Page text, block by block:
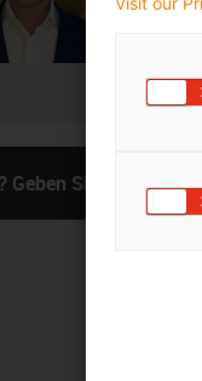
E-
Sie uns Ihr